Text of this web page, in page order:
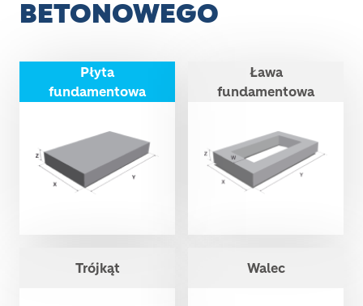
BETONOWEGO
Płyta
fundamentowa
Ława
fundamentowa
Trójkąt Walec